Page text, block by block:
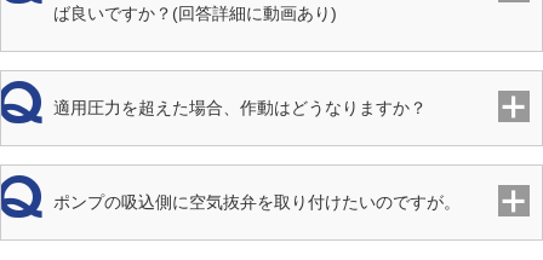
ば良いですか？(回答詳細に動画あり)
適用圧力を超えた場合、作動はどうなりますか？
ポンプの吸込側に空気抜弁を取り付けたいのですが。